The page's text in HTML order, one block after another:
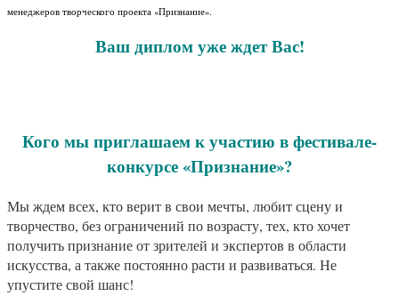
менеджеров творческого проекта «Признание».
Ваш диплом уже ждет Вас!
Кого мы приглашаем к участию в фестивале-
конкурсе «Признание»?
Мы ждем всех, кто верит в свои мечты, любит сцену и
творчество, без ограничений по возрасту, тех, кто хочет
получить признание от зрителей и экспертов в области
искусства, а также постоянно расти и развиваться. Не
упустите свой шанс!